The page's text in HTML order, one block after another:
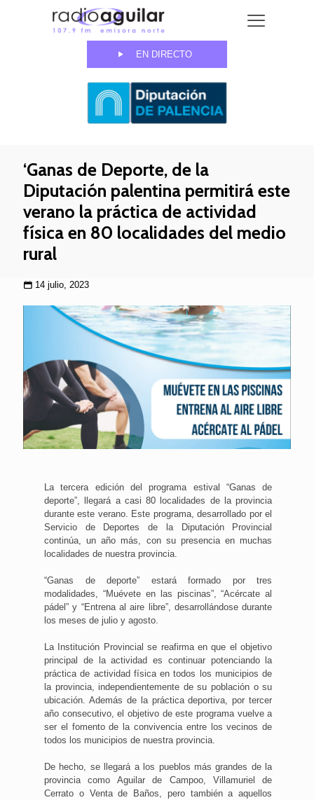
EN DIRECTO
‘Ganas de Deporte, de la
Diputación palentina permitirá este
verano la práctica de actividad
física en 80 localidades del medio
rural
14 julio, 2023
La tercera edición del programa estival “Ganas de
deporte”, llegará a casi 80 localidades de la provincia
durante este verano. Este programa, desarrollado por el
Servicio de Deportes de la Diputación Provincial
continúa, un año más, con su presencia en muchas
localidades de nuestra provincia.
“Ganas de deporte” estará formado por tres
modalidades, “Muévete en las piscinas”, “Acércate al
pádel” y “Entrena al aire libre”, desarrollándose durante
los meses de julio y agosto.
La Institución Provincial se reafirma en que el objetivo
principal de la actividad es continuar potenciando la
práctica de actividad física en todos los municipios de
la provincia, independientemente de su población o su
ubicación. Además de la práctica deportiva, por tercer
año consecutivo, el objetivo de este programa vuelve a
ser el fomento de la convivencia entre los vecinos de
todos los municipios de nuestra provincia.
De hecho, se llegará a los pueblos más grandes de la
provincia como Aguilar de Campoo, Villamuriel de
Cerrato o Venta de Baños, pero también a aquellos